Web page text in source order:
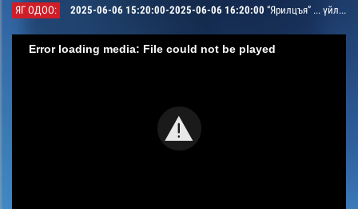
ЯГ ОДОО: 2025-06-06 15:20:00-2025-06-06 16:20:00 “Ярилцъя” ... үйл явдал тойм тайлбар
Error loading media: File could not be played